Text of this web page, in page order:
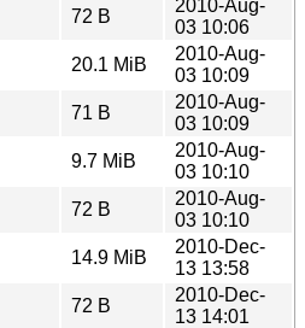
72 B
2010-Aug-
03 10:06
20.1 MiB
2010-Aug-
03 10:09
71 B
2010-Aug-
03 10:09
9.7 MiB
2010-Aug-
03 10:10
72 B
2010-Aug-
03 10:10
14.9 MiB
2010-Dec-
13 13:58
72 B
2010-Dec-
13 14:01